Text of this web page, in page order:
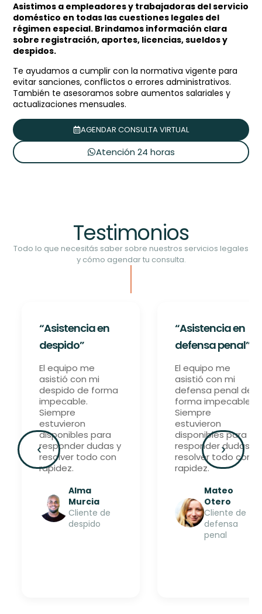
Asistimos a empleadores y trabajadoras del servicio
doméstico en todas las cuestiones legales del
régimen especial. Brindamos información clara
sobre registración, aportes, licencias, sueldos y
despidos.
Te ayudamos a cumplir con la normativa vigente para
evitar sanciones, conflictos o errores administrativos.
También te asesoramos sobre aumentos salariales y
actualizaciones mensuales.
AGENDAR CONSULTA VIRTUAL
Atención 24 horas
Testimonios
Todo lo que necesitás saber sobre nuestros servicios legales
y cómo agendar tu consulta.
‹
“Asistencia en
defensa penal”
El equipo me
asistió con mi
defensa penal de
forma impecable.
Siempre
estuvieron
disponibles para
responder dudas y
resolver todo con
rapidez.
Mateo
Otero
Cliente de
defensa
“Asistencia en
despido”
El equipo me
asistió con mi
despido de forma
impecable.
Siempre
estuvieron
disponibles para
responder dudas y
resolver todo con
rapidez.
Brunilda
Cuadrado
Cliente de
despido
›